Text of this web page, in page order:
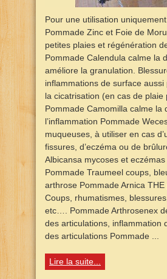
Pour une utilisation
Pommade Zinc et Foie de
petites plaies et régénération
Pommade Calendula calme la
améliore la granulation.
inflammations de surface
la cicatrisation (en cas de plaie
Pommade Camomilla calme la
l’inflammation Pommade
muqueuses, à utiliser en cas
fissures, d’eczéma ou de
Albicansa mycoses et
Pommade Traumeel coups,
arthrose Pommade Arnica
Coups, rhumatismes,
etc…. Pommade Arthrosenex
des articulations, inflammation
des articulations Pommade ...
Lire la suite...